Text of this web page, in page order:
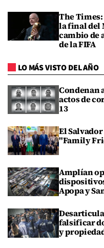
The
la final del
cambio de
de la FIFA
LO MÁS VISTO DEL AÑO
Condenan
actos de
13
El
"Family
Amplían
Apopa y
falsificar
y